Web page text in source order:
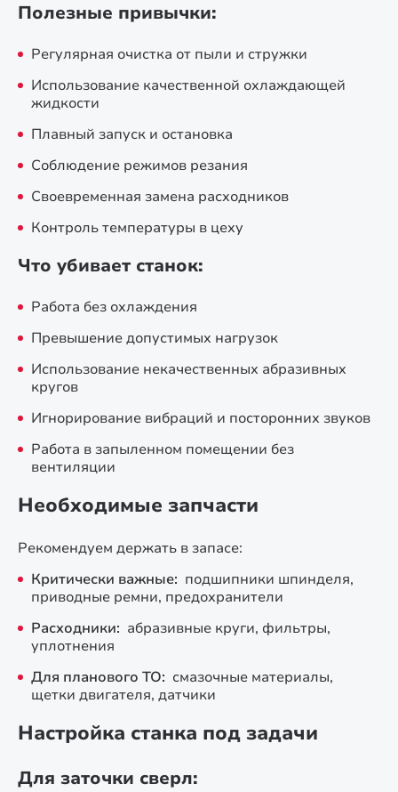
Полезные привычки:
Регулярная очистка от пыли и стружки
Использование качественной охлаждающей
жидкости
Плавный запуск и остановка
Соблюдение режимов резания
Своевременная замена расходников
Контроль температуры в цеху
Что убивает станок:
Работа без охлаждения
Превышение допустимых нагрузок
Использование некачественных абразивных
кругов
Игнорирование вибраций и посторонних звуков
Работа в запыленном помещении без
вентиляции
Необходимые запчасти
Рекомендуем держать в запасе:
Критически важные: подшипники шпинделя,
приводные ремни, предохранители
Расходники: абразивные круги, фильтры,
уплотнения
Для планового ТО: смазочные материалы,
щетки двигателя, датчики
Настройка станка под задачи
Для заточки сверл: